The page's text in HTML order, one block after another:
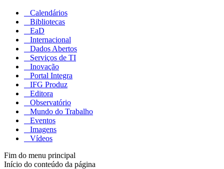
Calendários
Bibliotecas
EaD
Internacional
Dados Abertos
Serviços de TI
Inovação
Portal Integra
IFG Produz
Editora
Observatório
Mundo do Trabalho
Eventos
Imagens
Vídeos
Fim do menu principal
Início do conteúdo da página